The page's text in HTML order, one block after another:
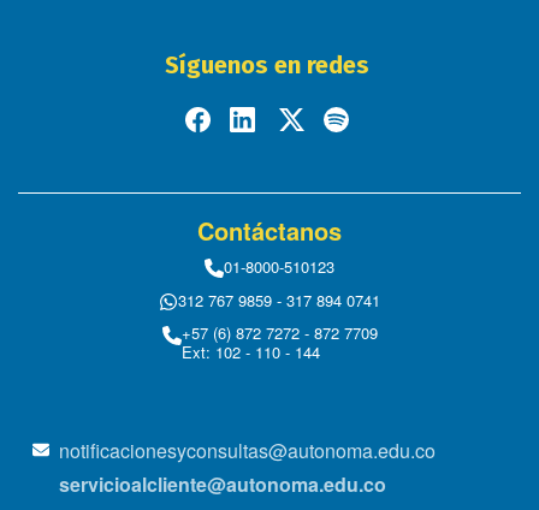
Síguenos en redes
Contáctanos
01-8000-510123
312 767 9859 - 317 894 0741
+57 (6) 872 7272 - 872 7709
Ext: 102 - 110 - 144
notificacionesyconsultas@autonoma.edu.co
servicioalcliente@autonoma.edu.co